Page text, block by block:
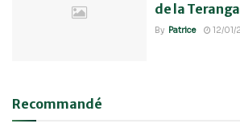
de la Teranga
By Patrice 12/01/
Recommandé